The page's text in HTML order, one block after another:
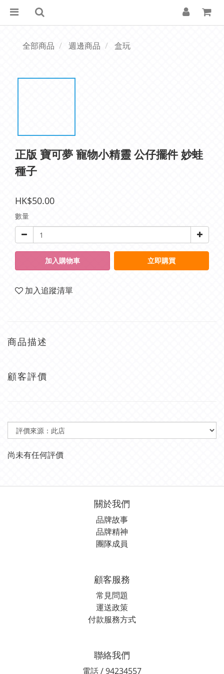
全部商品 週邊商品 盒玩
正版 寶可夢 寵物小精靈 公仔擺件 妙蛙
種子
HK$50.00
數量
加入購物車 立即購買
加入追蹤清單
商品描述
顧客評價
尚未有任何評價
關於我們
品牌故事
品牌精神
團隊成員
顧客服務
常見問題
運送政策
付款服務方式
聯絡我們
電話 / 94234557